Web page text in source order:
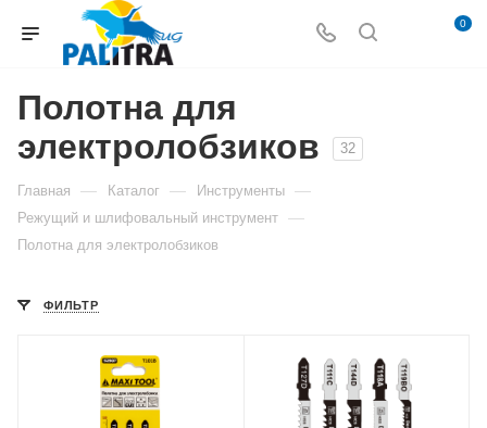
0
Полотна для
электролобзиков
32
Главная — Каталог — Инструменты —
Режущий и шлифовальный инструмент —
Полотна для электролобзиков
ФИЛЬТР